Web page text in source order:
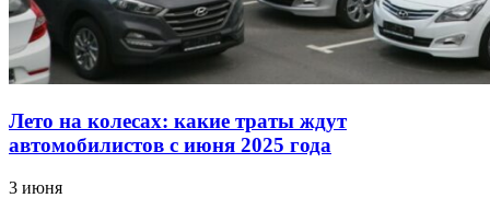
Лето на колесах: какие траты ждут
автомобилистов с июня 2025 года
3 июня